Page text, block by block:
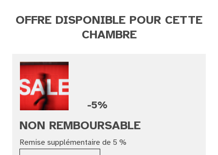
OFFRE DISPONIBLE POUR CETTE
CHAMBRE
-5%
NON REMBOURSABLE
Remise supplémentaire de 5 %